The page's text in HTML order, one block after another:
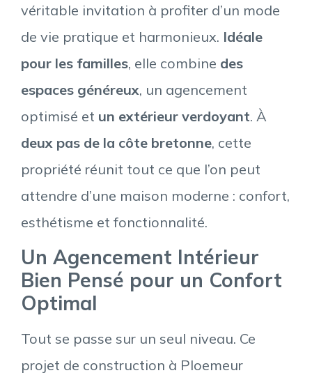
véritable invitation à profiter d’un mode
de vie pratique et harmonieux. Idéale
pour les familles, elle combine des
espaces généreux, un agencement
optimisé et un extérieur verdoyant. À
deux pas de la côte bretonne, cette
propriété réunit tout ce que l’on peut
attendre d’une maison moderne : confort,
esthétisme et fonctionnalité.
Un Agencement Intérieur
Bien Pensé pour un Confort
Optimal
Tout se passe sur un seul niveau. Ce
projet de construction à Ploemeur